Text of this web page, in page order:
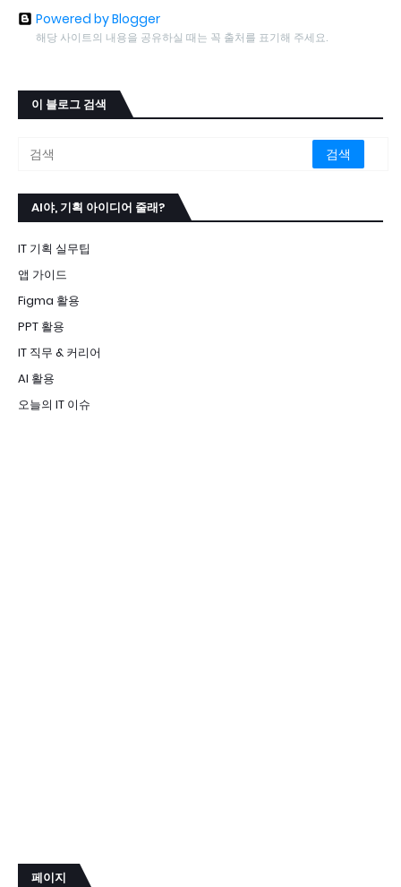
Powered by Blogger
해당 사이트의 내용을 공유하실 때는 꼭 출처를 표기해 주세요.
이 블로그 검색
AI야, 기획 아이디어 줄래?
IT 기획 실무팁
앱 가이드
Figma 활용
PPT 활용
IT 직무 & 커리어
AI 활용
오늘의 IT 이슈
페이지